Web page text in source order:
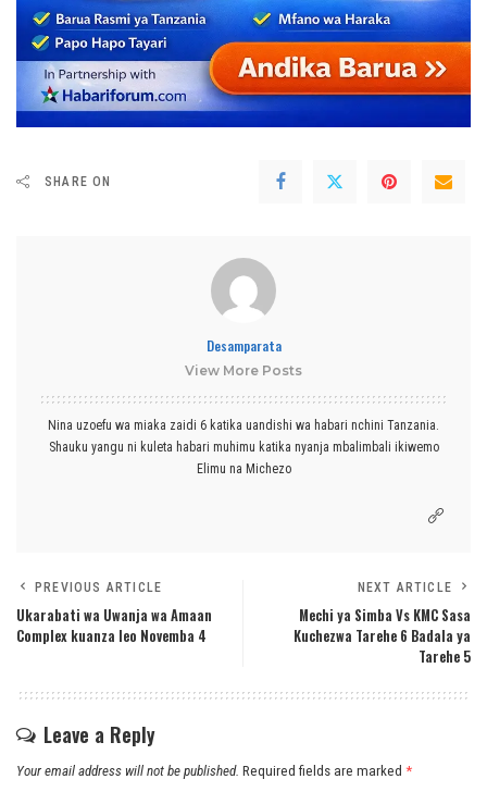
SHARE ON
Desamparata
View More Posts
Nina uzoefu wa miaka zaidi 6 katika uandishi wa habari nchini Tanzania.
Shauku yangu ni kuleta habari muhimu katika nyanja mbalimbali ikiwemo
Elimu na Michezo
PREVIOUS ARTICLE
Ukarabati wa Uwanja wa Amaan
Complex kuanza leo Novemba 4
NEXT ARTICLE
Mechi ya Simba Vs KMC Sasa
Kuchezwa Tarehe 6 Badala ya
Tarehe 5
Leave a Reply
Your email address will not be published. Required fields are marked *